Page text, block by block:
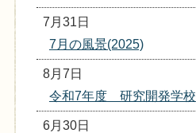
7月31日
7月の風景(2025)
8月7日
令和7年度 研究開発学校
6月30日